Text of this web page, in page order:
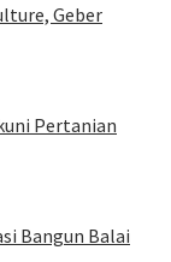
Geber
Pertanian
Bangun Balai